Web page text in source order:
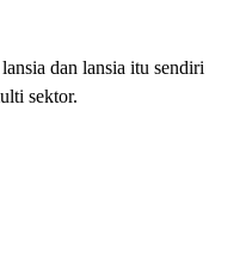
dan lansia itu sendiri
sektor.